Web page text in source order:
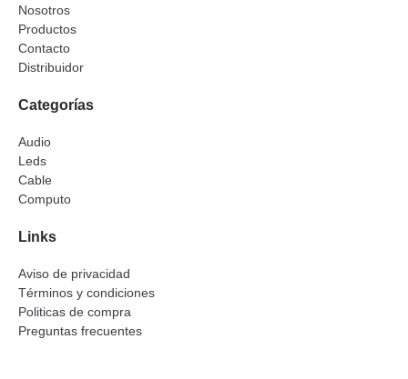
Nosotros
Productos
Contacto
Distribuidor
Categorías
Audio
Leds
Cable
Computo
Links
Aviso de privacidad
Términos y condiciones
Politicas de compra
Preguntas frecuentes